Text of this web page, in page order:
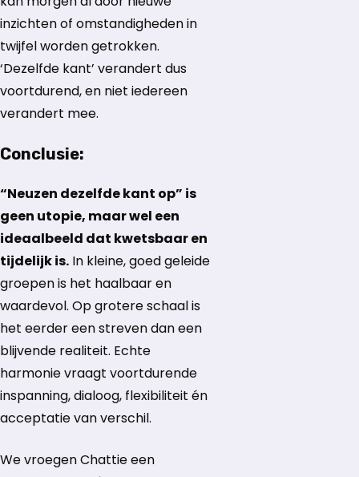
inzichten of omstandigheden in
twijfel worden getrokken.
‘Dezelfde kant’ verandert dus
voortdurend, en niet iedereen
verandert mee.
Conclusie:
“Neuzen dezelfde kant op” is
geen utopie, maar wel een
ideaalbeeld dat kwetsbaar en
tijdelijk is. In kleine, goed geleide
groepen is het haalbaar en
waardevol. Op grotere schaal is
het eerder een streven dan een
blijvende realiteit. Echte
harmonie vraagt voortdurende
inspanning, dialoog, flexibiliteit én
acceptatie van verschil.
We vroegen Chattie een